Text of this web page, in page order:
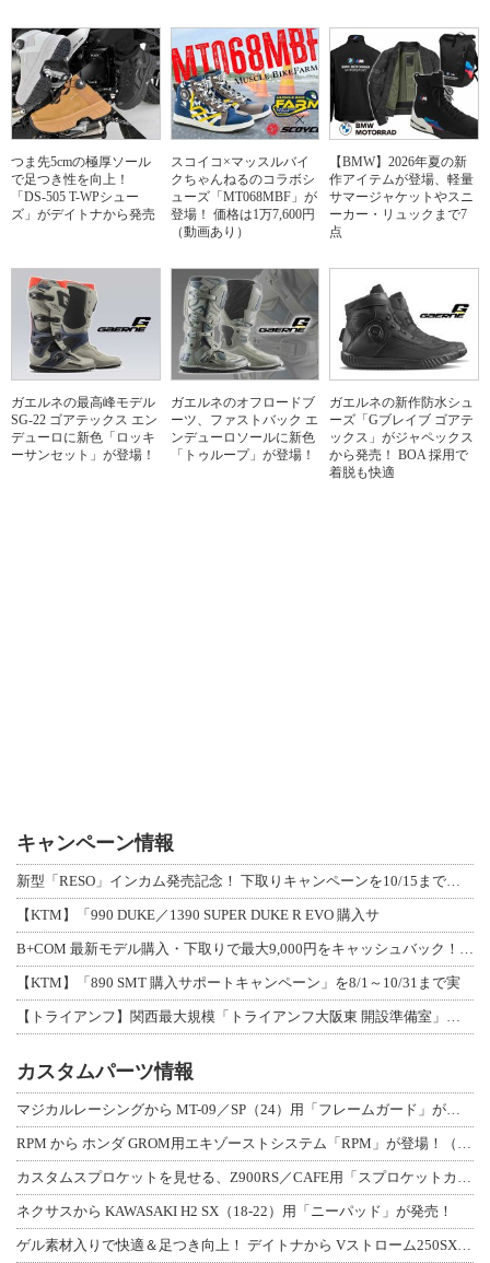
つま先5cmの極厚ソール
で足つき性を向上！
「DS-505 T-WPシュー
ズ」がデイトナから発売
スコイコ×マッスルバイ
クちゃんねるのコラボシ
ューズ「MT068MBF」が
登場！ 価格は1万7,600円
（動画あり）
【BMW】2026年夏の新
作アイテムが登場、軽量
サマージャケットやスニ
ーカー・リュックまで7
点
ガエルネの最高峰モデル
SG-22 ゴアテックス エン
デューロに新色「ロッキ
ーサンセット」が登場！
ガエルネのオフロードブ
ーツ、ファストバック エ
ンデューロソールに新色
「トゥループ」が登場！
ガエルネの新作防水シュ
ーズ「Gブレイブ ゴアテ
ックス」がジャペックス
から発売！ BOA 採用で
着脱も快適
キャンペーン情報
新型「RESO」インカム発売記念！ 下取りキャンペーンを10/15まで延長して開
【KTM】「990 DUKE／1390 SUPER DUKE R EVO 購入サ
B+COM 最新モデル購入・下取りで最大9,000円をキャッシュバック！「B+F
【KTM】「890 SMT 購入サポートキャンペーン」を8/1～10/31まで実
【トライアンフ】関西最大規模「トライアンフ大阪東 開設準備室」がオープン！ 限定
カスタムパーツ情報
マジカルレーシングから MT-09／SP（24）用「フレームガード」が登場！
RPM から ホンダ GROM用エキゾーストシステム「RPM」が登場！（動画あり
カスタムスプロケットを見せる、Z900RS／CAFE用「スプロケットカバーフルキ
ネクサスから KAWASAKI H2 SX（18-22）用「ニーパッド」が発売！
ゲル素材入りで快適＆足つき向上！ デイトナから Vストローム250SX用「快適ロ